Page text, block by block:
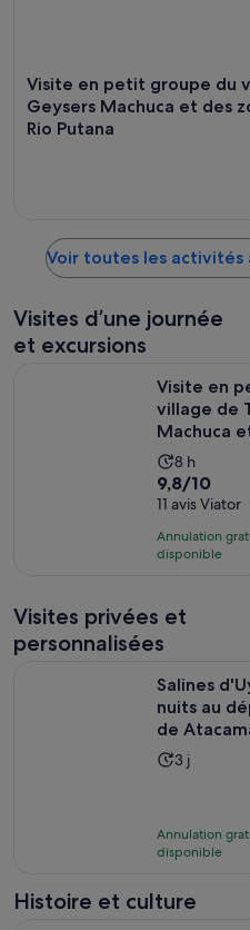
Visite en petit groupe du
Geysers Machuca et des
Rio Putana
Voir toutes les activités
Visites d’une journée
et excursions
Visite en
village de
Machuca
Durée
de
l’activité :
8 heures
8 h
9.8
sur
10
pour
9,8/10
11 avis Viator
Annulation
disponible
Visites privées et
personnalisées
Salines
nuits au
de
Durée
3 jours
3 j
Annulation
disponible
Histoire et culture